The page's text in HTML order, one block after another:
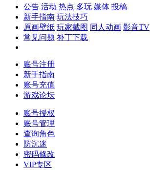
公告 活动 热点 多玩 媒体 投稿
新手指南 玩法技巧
原画壁纸 玩家截图 同人动画 影音TV
常见问题 补丁下载
账号注册
新手指南
账号充值
游戏论坛
账号授权
账号管理
查询角色
防沉迷
密码修改
VIP专区